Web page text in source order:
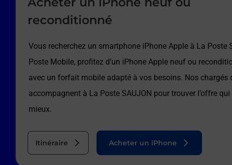
reconditionné
Vous recherchez un smartphone iPhone Apple à La Poste
Poste Mobile, profitez d’un iPhone Apple neuf ou
avec un forfait mobile adapté à vos besoins. Nos chargés
accompagnent à La Poste SAUJON pour trouver l’offre
mieux.
Itinéraire Acheter un iPhone